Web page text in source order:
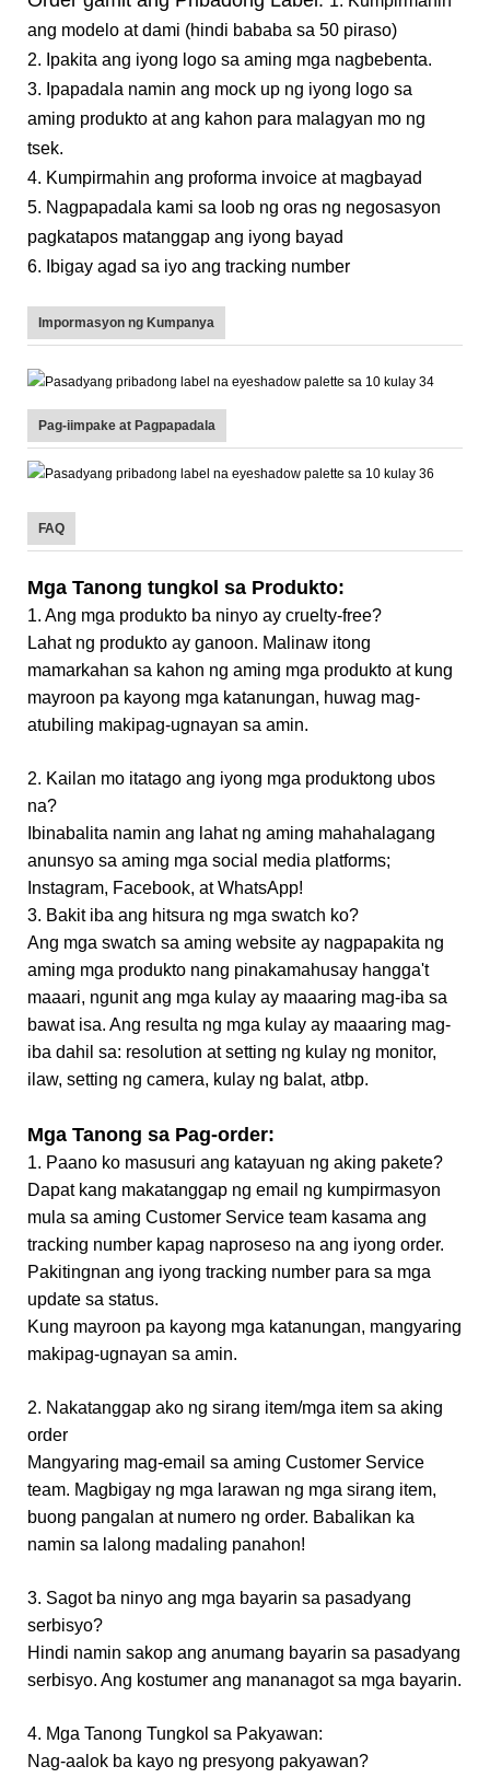
ang modelo at dami (hindi bababa sa 50 piraso)
2. Ipakita ang iyong logo sa aming mga nagbebenta.
3. Ipapadala namin ang mock up ng iyong logo sa
aming produkto at ang kahon para malagyan mo ng
tsek.
4. Kumpirmahin ang proforma invoice at magbayad
5. Nagpapadala kami sa loob ng oras ng negosasyon
pagkatapos matanggap ang iyong bayad
6. Ibigay agad sa iyo ang tracking number
Impormasyon ng Kumpanya
Pag-iimpake at Pagpapadala
FAQ
Mga Tanong tungkol sa Produkto:
1. Ang mga produkto ba ninyo ay cruelty-free?
Lahat ng produkto ay ganoon. Malinaw itong
mamarkahan sa kahon ng aming mga produkto at kung
mayroon pa kayong mga katanungan, huwag mag-
atubiling makipag-ugnayan sa amin.
2. Kailan mo itatago ang iyong mga produktong ubos
na?
Ibinabalita namin ang lahat ng aming mahahalagang
anunsyo sa aming mga social media platforms;
Instagram, Facebook, at WhatsApp!
3. Bakit iba ang hitsura ng mga swatch ko?
Ang mga swatch sa aming website ay nagpapakita ng
aming mga produkto nang pinakamahusay hangga't
maaari, ngunit ang mga kulay ay maaaring mag-iba sa
bawat isa. Ang resulta ng mga kulay ay maaaring mag-
iba dahil sa: resolution at setting ng kulay ng monitor,
ilaw, setting ng camera, kulay ng balat, atbp.
Mga Tanong sa Pag-order:
1. Paano ko masusuri ang katayuan ng aking pakete?
Dapat kang makatanggap ng email ng kumpirmasyon
mula sa aming Customer Service team kasama ang
tracking number kapag naproseso na ang iyong order.
Pakitingnan ang iyong tracking number para sa mga
update sa status.
Kung mayroon pa kayong mga katanungan, mangyaring
makipag-ugnayan sa amin.
2. Nakatanggap ako ng sirang item/mga item sa aking
order
Mangyaring mag-email sa aming Customer Service
team. Magbigay ng mga larawan ng mga sirang item,
buong pangalan at numero ng order. Babalikan ka
namin sa lalong madaling panahon!
3. Sagot ba ninyo ang mga bayarin sa pasadyang
serbisyo?
Hindi namin sakop ang anumang bayarin sa pasadyang
serbisyo. Ang kostumer ang mananagot sa mga bayarin.
4. Mga Tanong Tungkol sa Pakyawan:
Nag-aalok ba kayo ng presyong pakyawan?